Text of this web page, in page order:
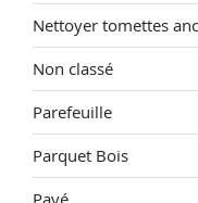
Nettoyer tomettes
Non classé
Parefeuille
Parquet Bois